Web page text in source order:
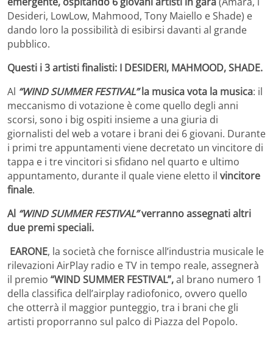
Desideri, LowLow, Mahmood, Tony Maiello e Shade) e
dando loro la possibilità di esibirsi davanti al grande
pubblico.
Questi i 3 artisti finalisti: I DESIDERI, MAHMOOD, SHADE.
Al “WIND SUMMER FESTIVAL” la musica vota la musica: il
meccanismo di votazione è come quello degli anni
scorsi, sono i big ospiti insieme a una giuria di
giornalisti del web a votare i brani dei 6 giovani. Durante
i primi tre appuntamenti viene decretato un vincitore di
tappa e i tre vincitori si sfidano nel quarto e ultimo
appuntamento, durante il quale viene eletto il vincitore
finale.
Al “WIND SUMMER FESTIVAL”verranno assegnati altri
due premi speciali.
EARONE, la società che fornisce all’industria musicale le
rilevazioni AirPlay radio e TV in tempo reale, assegnerà
il premio “WIND SUMMER FESTIVAL”,al brano numero 1
della classifica dell’airplay radiofonico, ovvero quello
che otterrà il maggior punteggio, tra i brani che gli
artisti proporranno sul palco di Piazza del Popolo.